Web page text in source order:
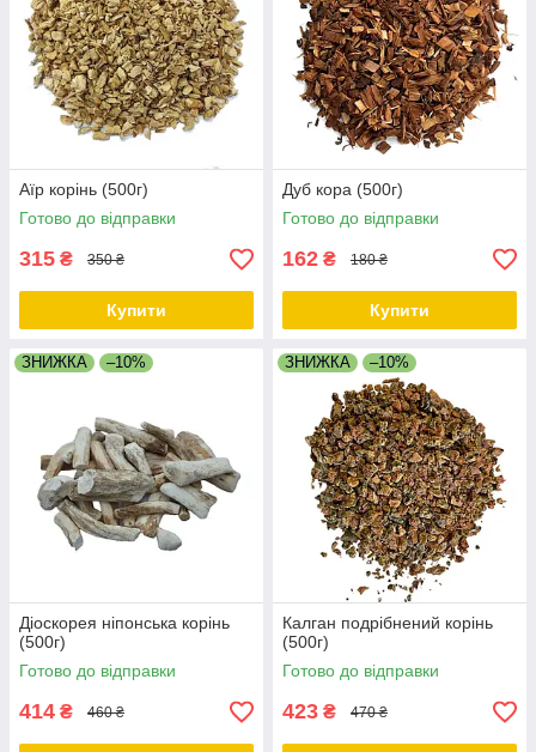
Аїр корінь (500г)
Готово до відправки
315 ₴ 350 ₴
Купити
Дуб кора (500г)
Готово до відправки
162 ₴ 180 ₴
Купити
ЗНИЖКА –10%
Діоскорея ніпонська корінь
(500г)
Готово до відправки
414 ₴ 460 ₴
ЗНИЖКА –10%
Калган подрібнений корінь
(500г)
Готово до відправки
423 ₴ 470 ₴